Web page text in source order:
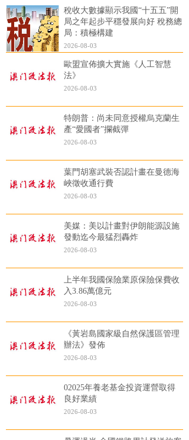
稅收大數據顯示我國“十五五”開
局之年起步平穩發展向好 稅務總
局：積極構建
2026-08-03
歐盟宣佈擴大實施《人工智慧
法》
2026-08-03
特朗普：尚未同意授權烏克蘭生
產“愛國者”攔截彈
2026-08-03
葉門胡塞武裝否認計畫在曼德海
峽徵收通行費
2026-08-03
美媒：美以計畫對伊朗能源設施
發動迄今最猛烈轟炸
2026-08-03
上半年我國保險業原保險保費收
入3.86萬億元
2026-08-03
《黃岩島國家級自然保護區管理
辦法》發佈
2026-08-03
02025年養老基金投資運營取得
良好業績
2026-08-03